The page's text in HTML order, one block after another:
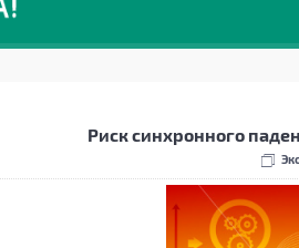
Риск синхронного